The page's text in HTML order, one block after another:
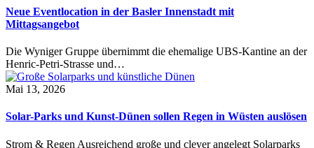
Neue Eventlocation in der Basler Innenstadt mit
Mittagsangebot
Die Wyniger Gruppe übernimmt die ehemalige UBS-Kantine an der
Henric-Petri-Strasse und…
Mai 13, 2026
Solar-Parks und Kunst-Dünen sollen Regen in Wüsten auslösen
Strom & Regen Ausreichend große und clever angelegt Solarparks